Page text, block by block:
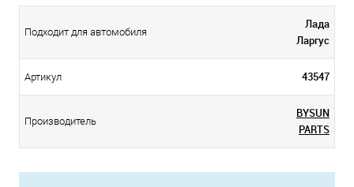
Подходит для автомобиля
Лада
Ларгус
Артикул 43547
Производитель
BYSUN
PARTS